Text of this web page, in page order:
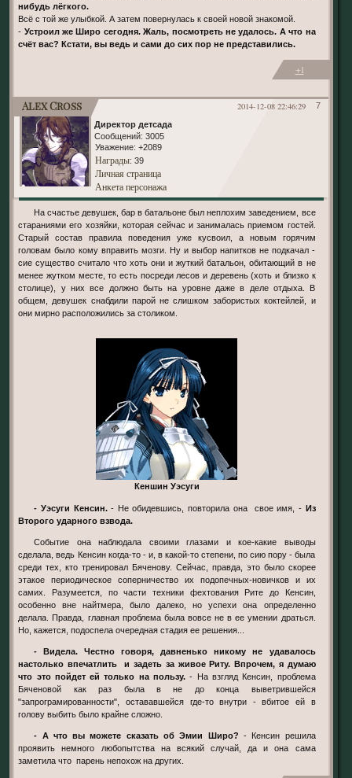
нибудь лёгкого.
Всё с той же улыбкой. А затем повернулась к своей новой знакомой.
- Устроил же Широ сегодня. Жаль, посмотреть не удалось. А что на
счёт вас? Кстати, вы ведь и сами до сих пор не представились.
+1
7
2014-12-08 22:46:29
Alex Cross
Директор детсада
Сообщений: 3005
Уважение: +2089
Награды: 39
Личная страница
Анкета персонажа
На счастье девушек, бар в батальоне был неплохим заведением, все
стараниями его хозяйки, которая сейчас и занималась приемом гостей.
Старый состав правила поведения уже кусвоил, а новым горячим
головам было кому вправить мозги. Ну и выбор напитков не подкачал -
сие существо считало что хоть они и жуткий батальон, обитающий в не
менее жутком месте, то есть посреди лесов и деревень (хоть и близко к
столице), у них все должно быть на уровне даже в деле отдыха. В
общем, девушек снабдили парой не слишком забористых коктейлей, и
они мирно расположились за столиком.
Кеншин Уэсуги
- Уэсуги Кенсин.- Не обидевшись, повторила она свое имя, - Из
Второго ударного взвода.
Событие она наблюдала своими глазами и кое-какие выводы
сделала, ведь Кенсин когда-то - и, в какой-то степени, по сию пору - была
среди тех, кто тренировал Бяченову. Сейчас, правда, это было скорее
этакое периодическое соперничество их подопечных-новичков и их
самих. Разумеется, по части техники фехтования Рите до Кенсин,
особенно вне найтмера, было далеко, но успехи она определенно
делала. Правда, главная проблема была вовсе не в ее умении драться.
Но, кажется, подоспела очередная стадия ее решения...
- Видела. Честно говоря, давненько никому не удавалось
настолько впечатлить и задеть за живое Риту. Впрочем, я думаю
что это пойдет ей только на пользу. - На взгляд Кенсин, проблема
Бяченовой как раз была в не до конца выветрившейся
"запрограмированности", остававшейся где-то внутри - вбитое ей в
голову выбить было крайне сложно.
- А что вы можете сказать об Эмии Широ? - Кенсин решила
проявить немного любопытства на всякий случай, да и она сама
заметила что парень непохож на других.